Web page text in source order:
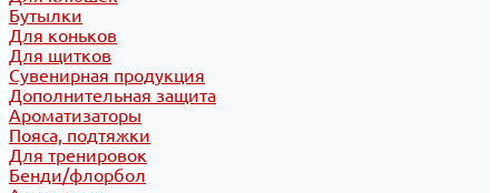
Бутылки
Для коньков
Для щитков
Сувенирная продукция
Дополнительная защита
Ароматизаторы
Пояса, подтяжки
Для тренировок
Бенди/флорбол